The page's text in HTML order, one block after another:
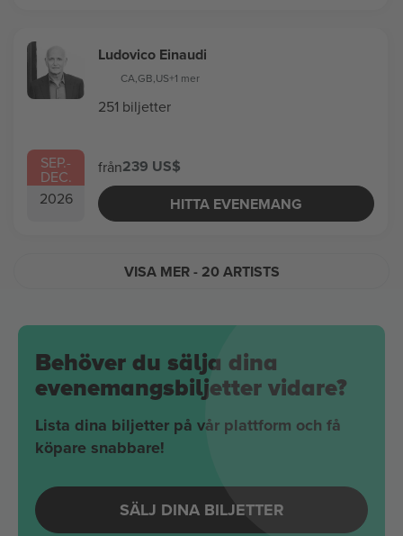
SEP.-
DEC.
2026
Ludovico Einaudi
CA,GB,US+1 mer
251 biljetter
från239 US$
HITTA EVENEMANG
VISA MER- 20 ARTISTS
Behöver du sälja dina
evenemangsbiljetter vidare?
Lista dina biljetter på vår plattform och få
köpare snabbare!
SÄLJ DINA BILJETTER